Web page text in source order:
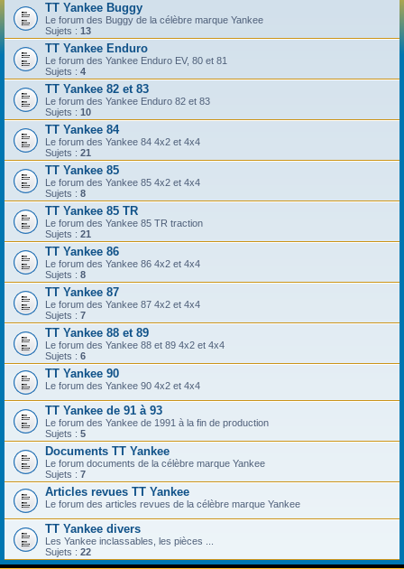
TT Yankee Buggy
Le forum des Buggy de la célèbre marque Yankee
Sujets : 13
TT Yankee Enduro
Le forum des Yankee Enduro EV, 80 et 81
Sujets : 4
TT Yankee 82 et 83
Le forum des Yankee Enduro 82 et 83
Sujets : 10
TT Yankee 84
Le forum des Yankee 84 4x2 et 4x4
Sujets : 21
TT Yankee 85
Le forum des Yankee 85 4x2 et 4x4
Sujets : 8
TT Yankee 85 TR
Le forum des Yankee 85 TR traction
Sujets : 21
TT Yankee 86
Le forum des Yankee 86 4x2 et 4x4
Sujets : 8
TT Yankee 87
Le forum des Yankee 87 4x2 et 4x4
Sujets : 7
TT Yankee 88 et 89
Le forum des Yankee 88 et 89 4x2 et 4x4
Sujets : 6
TT Yankee 90
Le forum des Yankee 90 4x2 et 4x4
TT Yankee de 91 à 93
Le forum des Yankee de 1991 à la fin de production
Sujets : 5
Documents TT Yankee
Le forum documents de la célèbre marque Yankee
Sujets : 7
Articles revues TT Yankee
Le forum des articles revues de la célèbre marque Yankee
TT Yankee divers
Les Yankee inclassables, les pièces ...
Sujets : 22